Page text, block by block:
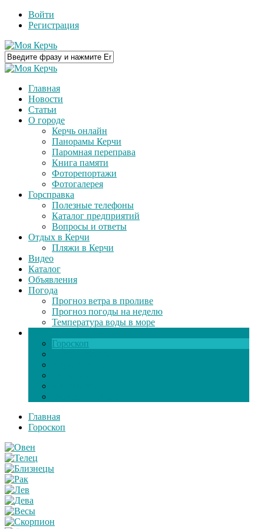
Войти
Регистрация
Главная
Новости
Статьи
О городе
Керчь онлайн
Панорамы Керчи
Паромная переправа
Книга памяти
Фоторепортажи
Фотогалерея
Горсправка
Полезные телефоны
Каталог предприятий
Вопросы и ответы
Отдых в Керчи
Пляжи в Керчи
Видео
Каталог
Объявления
Погода
Прогноз ветра в проливе
Прогноз погоды на неделю
Температура воды в море
Гороскоп
Главная
Гороскоп